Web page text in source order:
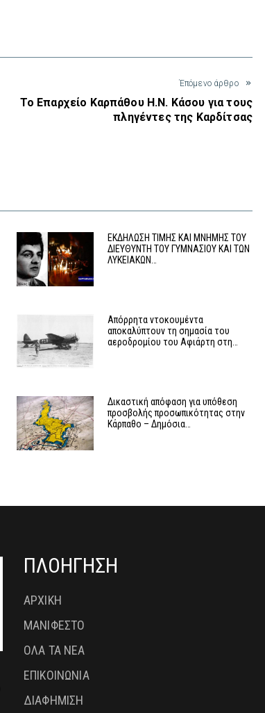
Έπόμενο άρθρο
Το Επαρχείο Καρπάθου Η.Ν. Κάσου για τους
πληγέντες της Καρδίτσας
ΕΚΔΗΛΩΣΗ ΤΙΜΗΣ ΚΑΙ ΜΝΗΜΗΣ ΤΟΥ
ΔΙΕΥΘΥΝΤΗ ΤΟΥ ΓΥΜΝΑΣΙΟΥ ΚΑΙ ΤΩΝ
ΛΥΚΕΙΑΚΩΝ…
Απόρρητα ντοκουμέντα
αποκαλύπτουν τη σημασία του
αεροδρομίου του Αφιάρτη στη…
Δικαστική απόφαση για υπόθεση
προσβολής προσωπικότητας στην
Κάρπαθο – Δημόσια…
ΠΛΟΗΓΗΣΗ
ΑΡΧΙΚΗ
ΜΑΝΙΦΕΣΤΟ
ΟΛΑ ΤΑ ΝΕΑ
ΕΠΙΚΟΙΝΩΝΙΑ
ΔΙΑΦΗΜΙΣΗ